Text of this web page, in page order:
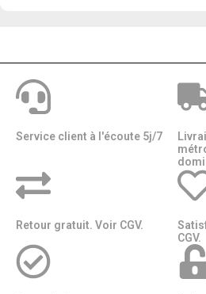
Service client à l'écoute 5j/7
Retour gratuit. Voir CGV.
CGV.